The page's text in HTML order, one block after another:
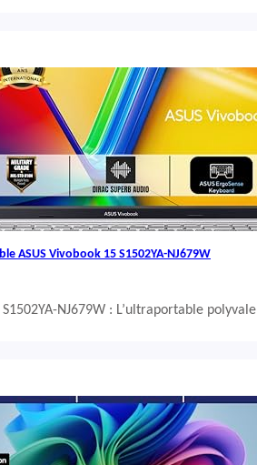
ASUS Vivobook 15 S1502YA-NJ679W
S1502YA-NJ679W : L’ultraportable